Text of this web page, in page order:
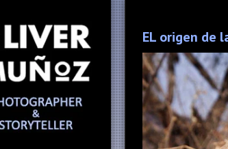
EL origen de